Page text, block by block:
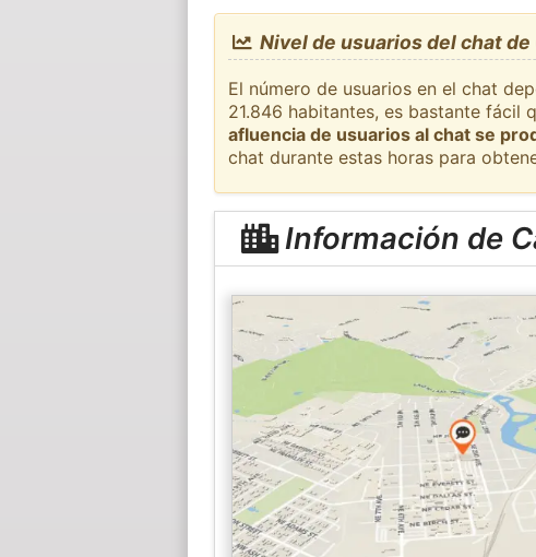
Nivel de usuarios del chat de
El número de usuarios en el chat
21.846 habitantes, es bastante fácil
afluencia de usuarios al chat se
chat durante estas horas para
Información de